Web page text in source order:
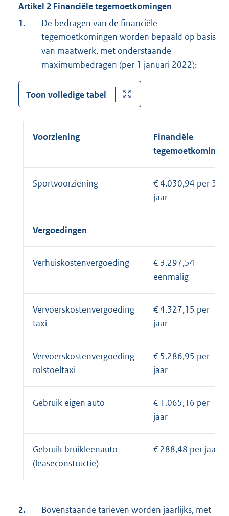
Artikel 2 Financiële tegemoetkomingen
1.
De bedragen van de financiële
tegemoetkomingen worden bepaald op basis
van maatwerk, met onderstaande
maximumbedragen (per 1 januari 2022):
Toon volledige tabel
Voorziening
Financiële
tegemoetkoming
Sportvoorziening
€ 4.030,94 per 3
jaar
Vergoedingen
Verhuiskostenvergoeding
€ 3.297,54
eenmalig
Vervoerskostenvergoeding
taxi
€ 4.327,15 per
jaar
Vervoerskostenvergoeding
rolstoeltaxi
€ 5.286,95 per
jaar
Gebruik eigen auto
€ 1.065,16 per
jaar
Gebruik bruikleenauto
(leaseconstructie)
€ 288,48 per jaar
2.
Bovenstaande tarieven worden jaarlijks, met